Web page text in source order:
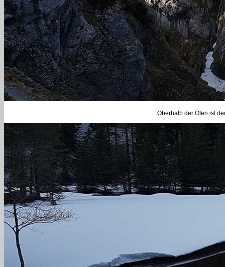
Oberhalb der Öfen ist